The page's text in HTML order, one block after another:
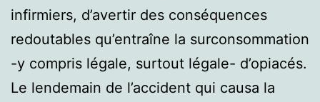
infirmiers, d’avertir des conséquences
redoutables qu’entraîne la surconsommation
-y compris légale, surtout légale- d’opiacés.
Le lendemain de l’accident qui causa la